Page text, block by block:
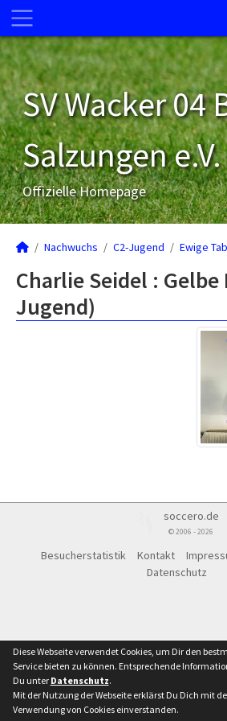
SV Wacker 04
Salzungen e.V.
Offizielle Homepage
Nachwuchs C2-Jugend Ewige
Charlie Seidel : Gelbe
Jugend)
soccero.de
© 2006 - 2026
Besucherstatistik Kontakt
Datenschutz
Diese Webseite verwendet Cookies, um Dir den
Service bieten zu können. Entsprechende
Du unter Datenschutz.
Mit der Nutzung der Webseite erklärst Du Dich mit
Verwendung von Cookies einverstanden.